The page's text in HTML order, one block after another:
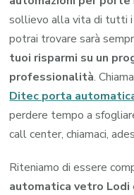
sollievo alla vita di tutti i
potrai trovare sarà
tuoi risparmi su un
professionalità.
Ditec porta
perdere tempo a
call center, chiamaci,
Riteniamo di essere
automatica vetro Lodi